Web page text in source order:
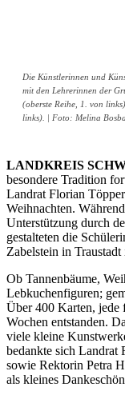
Die Künstlerinnen und
mit den Lehrerinnen der
(oberste Reihe, 1. von
links). | Foto: Melina
LANDKREIS
besondere Tradition
Landrat Florian
Weihnachten.
Unterstützung durch
gestalteten die
Zabelstein in
Ob Tannenbäume,
Lebkuchenfiguren;
Über 400 Karten, jede
Wochen entstanden.
viele kleine
bedankte sich Landrat
sowie Rektorin Petra
als kleines